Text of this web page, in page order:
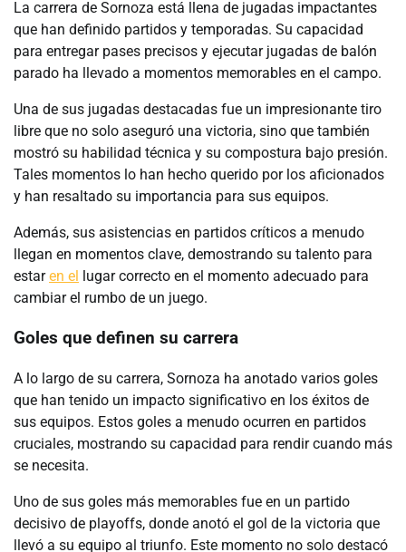
La carrera de Sornoza está llena de jugadas impactantes
que han definido partidos y temporadas. Su capacidad
para entregar pases precisos y ejecutar jugadas de balón
parado ha llevado a momentos memorables en el campo.
Una de sus jugadas destacadas fue un impresionante tiro
libre que no solo aseguró una victoria, sino que también
mostró su habilidad técnica y su compostura bajo presión.
Tales momentos lo han hecho querido por los aficionados
y han resaltado su importancia para sus equipos.
Además, sus asistencias en partidos críticos a menudo
llegan en momentos clave, demostrando su talento para
estaren el lugar correcto en el momento adecuado para
cambiar el rumbo de un juego.
Goles que definen su carrera
A lo largo de su carrera, Sornoza ha anotado varios goles
que han tenido un impacto significativo en los éxitos de
sus equipos. Estos goles a menudo ocurren en partidos
cruciales, mostrando su capacidad para rendir cuando más
se necesita.
Uno de sus goles más memorables fue en un partido
decisivo de playoffs, donde anotó el gol de la victoria que
llevó a su equipo al triunfo. Este momento no solo destacó